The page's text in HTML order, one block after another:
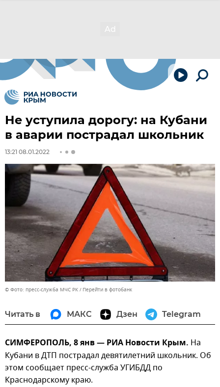
Не уступила дорогу: на Кубани
в аварии пострадал школьник
13:21 08.01.2022
© Фото: пресс-служба МЧС РК Перейти в фотобанк
Читать в МАКС Дзен Telegram
СИМФЕРОПОЛЬ, 8 янв — РИА Новости Крым. На
Кубани в ДТП пострадал девятилетний школьник. Об
этом сообщает пресс-служба УГИБДД по
Краснодарскому краю.